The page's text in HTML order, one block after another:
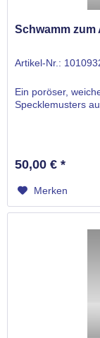
Schwamm
Artikel-Nr.:
Ein poröser,
Specklemusters
50,00 € *
Merken